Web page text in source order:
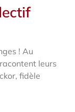
! Au
leurs
fidèle